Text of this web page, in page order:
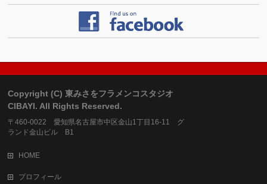
Copyright (C) 東みさをフラメンコスタジオ
CIBAYI. All Rights Reserved.
〒460-0022 愛知県名古屋市中区金山1丁目16-11 グ
ランド金山ビル B1
HOME
プロフィール